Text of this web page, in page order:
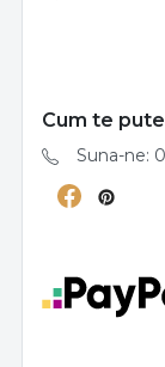
Cum te
Suna-ne: